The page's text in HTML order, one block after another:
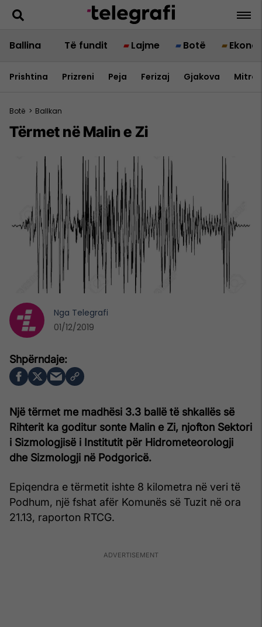
Ballina Të fundit Lajme Botë
Prishtina Prizreni Peja Ferizaj Gjakova
Botë > Ballkan
Tërmet në Malin e Zi
Një tërmet me madhësi 3.3 ballë të shkallës së
Rihterit ka goditur sonte Malin e Zi, njofton Sektori
i Sizmologjisë i Institutit për Hidrometeorologji
dhe Sizmologji në Podgoricë.
Epiqendra e tërmetit ishte 8 kilometra në veri të
Podhum, një fshat afër Komunës së Tuzit në ora
21.13, raporton RTCG.
Nga Telegrafi
01/12/2019